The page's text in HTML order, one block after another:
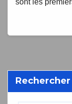
Rechercher
Une erreur
formulaire.
Votre
numérique a
d'ici quelques